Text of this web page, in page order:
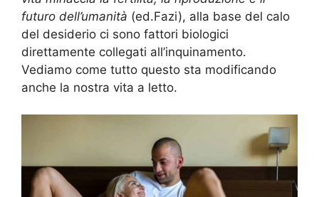
futuro dell’umanità (ed.Fazi), alla base del calo
del desiderio ci sono fattori biologici
direttamente collegati all’inquinamento.
Vediamo come tutto questo sta modificando
anche la nostra vita a letto.